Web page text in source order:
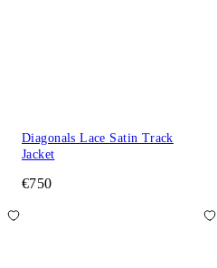
Diagonals Lace Satin Track
Jacket
€750